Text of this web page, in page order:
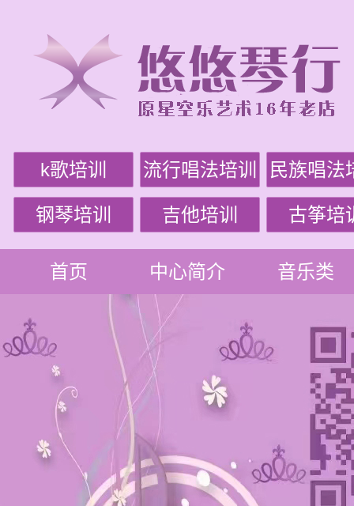
k歌培训 流行唱法培训 民族唱法
钢琴培训 吉他培训 古筝培
首页 中心简介 音乐类